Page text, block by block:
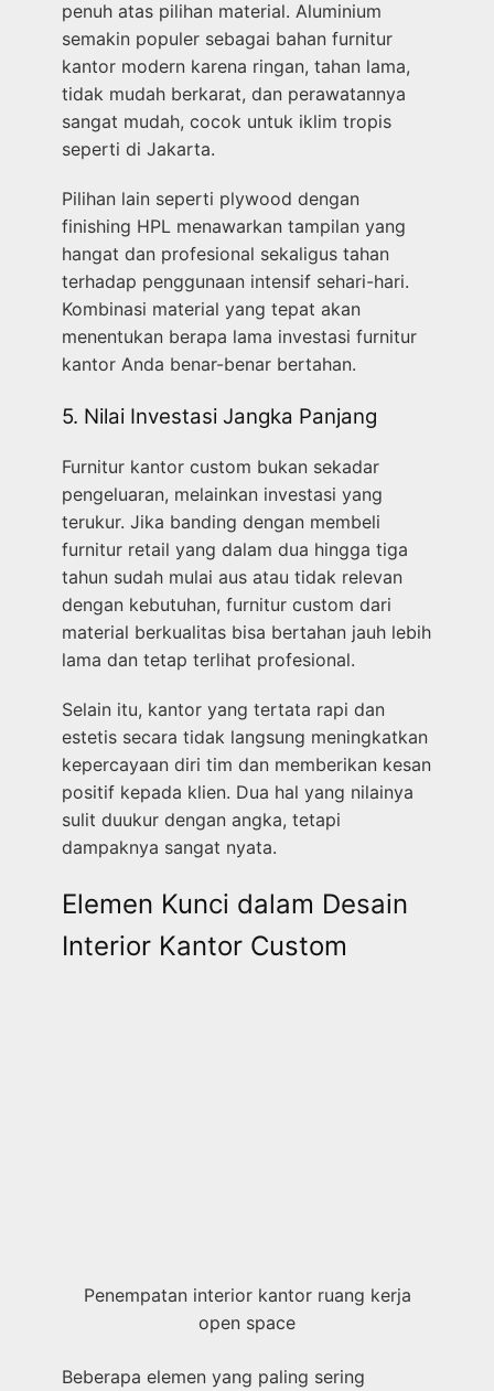
penuh atas pilihan material. Aluminium
semakin populer sebagai bahan furnitur
kantor modern karena ringan, tahan lama,
tidak mudah berkarat, dan perawatannya
sangat mudah, cocok untuk iklim tropis
seperti di Jakarta.
Pilihan lain seperti plywood dengan
finishing HPL menawarkan tampilan yang
hangat dan profesional sekaligus tahan
terhadap penggunaan intensif sehari-hari.
Kombinasi material yang tepat akan
menentukan berapa lama investasi furnitur
kantor Anda benar-benar bertahan.
5. Nilai Investasi Jangka Panjang
Furnitur kantor custom bukan sekadar
pengeluaran, melainkan investasi yang
terukur. Jika banding dengan membeli
furnitur retail yang dalam dua hingga tiga
tahun sudah mulai aus atau tidak relevan
dengan kebutuhan, furnitur custom dari
material berkualitas bisa bertahan jauh lebih
lama dan tetap terlihat profesional.
Selain itu, kantor yang tertata rapi dan
estetis secara tidak langsung meningkatkan
kepercayaan diri tim dan memberikan kesan
positif kepada klien. Dua hal yang nilainya
sulit duukur dengan angka, tetapi
dampaknya sangat nyata.
Elemen Kunci dalam Desain
Interior Kantor Custom
Penempatan interior kantor ruang kerja
open space
Beberapa elemen yang paling sering